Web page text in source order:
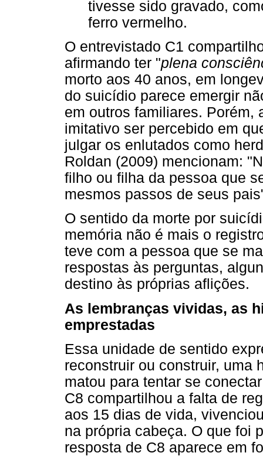
tivesse sido gravado,
ferro vermelho.
O entrevistado C1
afirmando ter "plena
morto aos 40 anos, em
do suicídio parece emergir
em outros familiares. Porém,
imitativo ser percebido em
julgar os enlutados como
Roldan (2009) mencionam:
filho ou filha da pessoa que
mesmos passos de seus
O sentido da morte por
memória não é mais o
teve com a pessoa que se
respostas às perguntas,
destino às próprias aflições.
As lembranças vividas, as
emprestadas
Essa unidade de sentido
reconstruir ou construir, uma
matou para tentar se
C8 compartilhou a falta de
aos 15 dias de vida,
na própria cabeça. O que foi
resposta de C8 aparece em